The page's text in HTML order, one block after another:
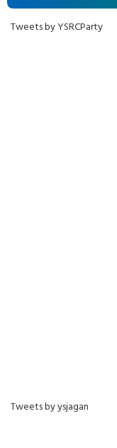
Tweets by YSRCParty
Tweets by ysjagan